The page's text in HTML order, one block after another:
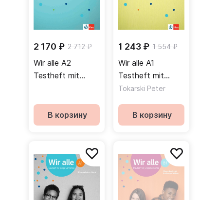
2 170 ₽ 2 712 ₽
Wir alle A2
Testheft mit
В корзину
1 243 ₽ 1 554 ₽
Wir alle A1
Testheft mit
Audios / Сборник
Tokarski Peter
В корзину